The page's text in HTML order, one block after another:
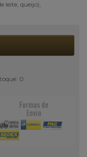
leite, queijo),
0
Formas de
Envio